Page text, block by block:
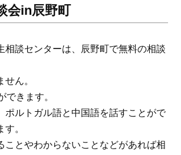
会in辰野町
相談センターは、辰野町で無料の相談
ん。
できます。
ポルトガル語と中国語を話すことがで
。
ことやわからないことなどがあれば相